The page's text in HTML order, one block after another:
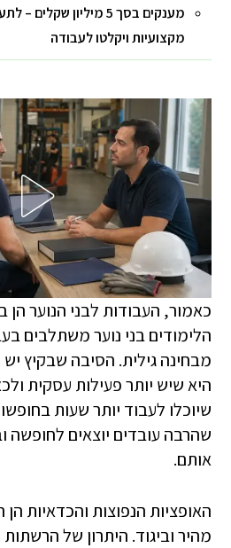
מענקים בסך 5 מיליון
מקצועיות ויקלטו לעבודה
כאמור, העבודות לבני הנוער
הלימודים בני נוער משתלבים
מבחינה גילית. הסיבה שבקיץ יש
היא שיש יותר פעילות עסקית
שיוכלו לעבוד יותר שעות
שהרבה עובדים יוצאים לחופשה
אותם.
האופציות הנפוצות והכדאיות
מהיר וביגוד. היתרון של